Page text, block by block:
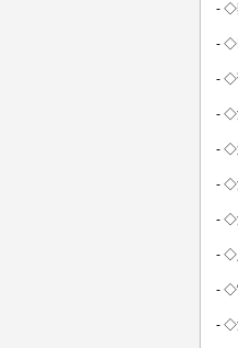
- ◇
- ◇
- ◇
- ◇
- ◇
- ◇
- ◇
- ◇
-
- ◇